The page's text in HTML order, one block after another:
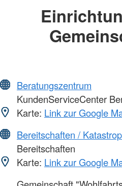
Beratungszentrum
KundenServiceCenter
Karte: Link zur Google
Bereitschaften /
Bereitschaften
Karte: Link zur Google